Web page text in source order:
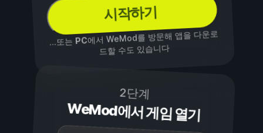
시작하기
...또는PC에서 WeMod를 방문해 앱을 다운로
드할 수도 있습니다
2단계
WeMod에서 게임 열기